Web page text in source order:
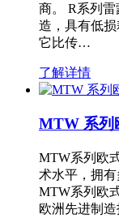
商。 R系列
造，具有低
它比传…
了解详情
MTW 系列
MTW系列欧
术水平，拥
MTW系列欧
欧洲先进制